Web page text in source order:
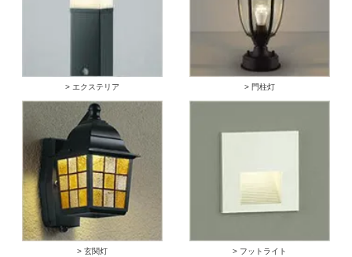
> エクステリア > 門柱灯
> 玄関灯 > フットライト